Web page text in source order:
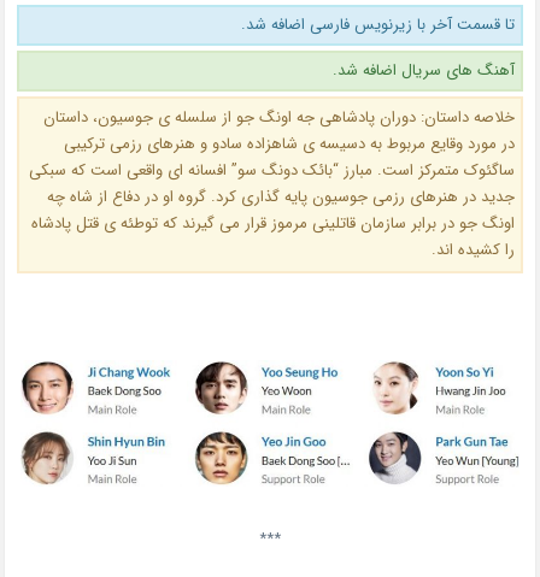
تا قسمت آخر با زیرنویس فارسی اضافه شد.
آهنگ های سریال اضافه شد.
خلاصه داستان: دوران پادشاهی جه اونگ جو از سلسله ی جوسیون، داستان
در مورد وقایع مربوط به دسیسه ی شاهزاده سادو و هنرهای رزمی ترکیبی
ساگئوک متمرکز است. مبارز “بائک دونگ سو” افسانه ای واقعی است که سبکی
جدید در هنرهای رزمی جوسیون پایه گذاری کرد. گروه او در دفاع از شاه چه
اونگ جو در برابر سازمان قاتلینی مرموز قرار می گیرند که توطئه ی قتل پادشاه
را کشیده اند.
***